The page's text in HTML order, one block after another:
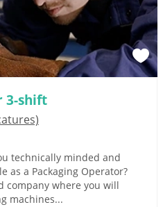
3-shift
technically minded and
as a Packaging Operator?
company where you will
machines...